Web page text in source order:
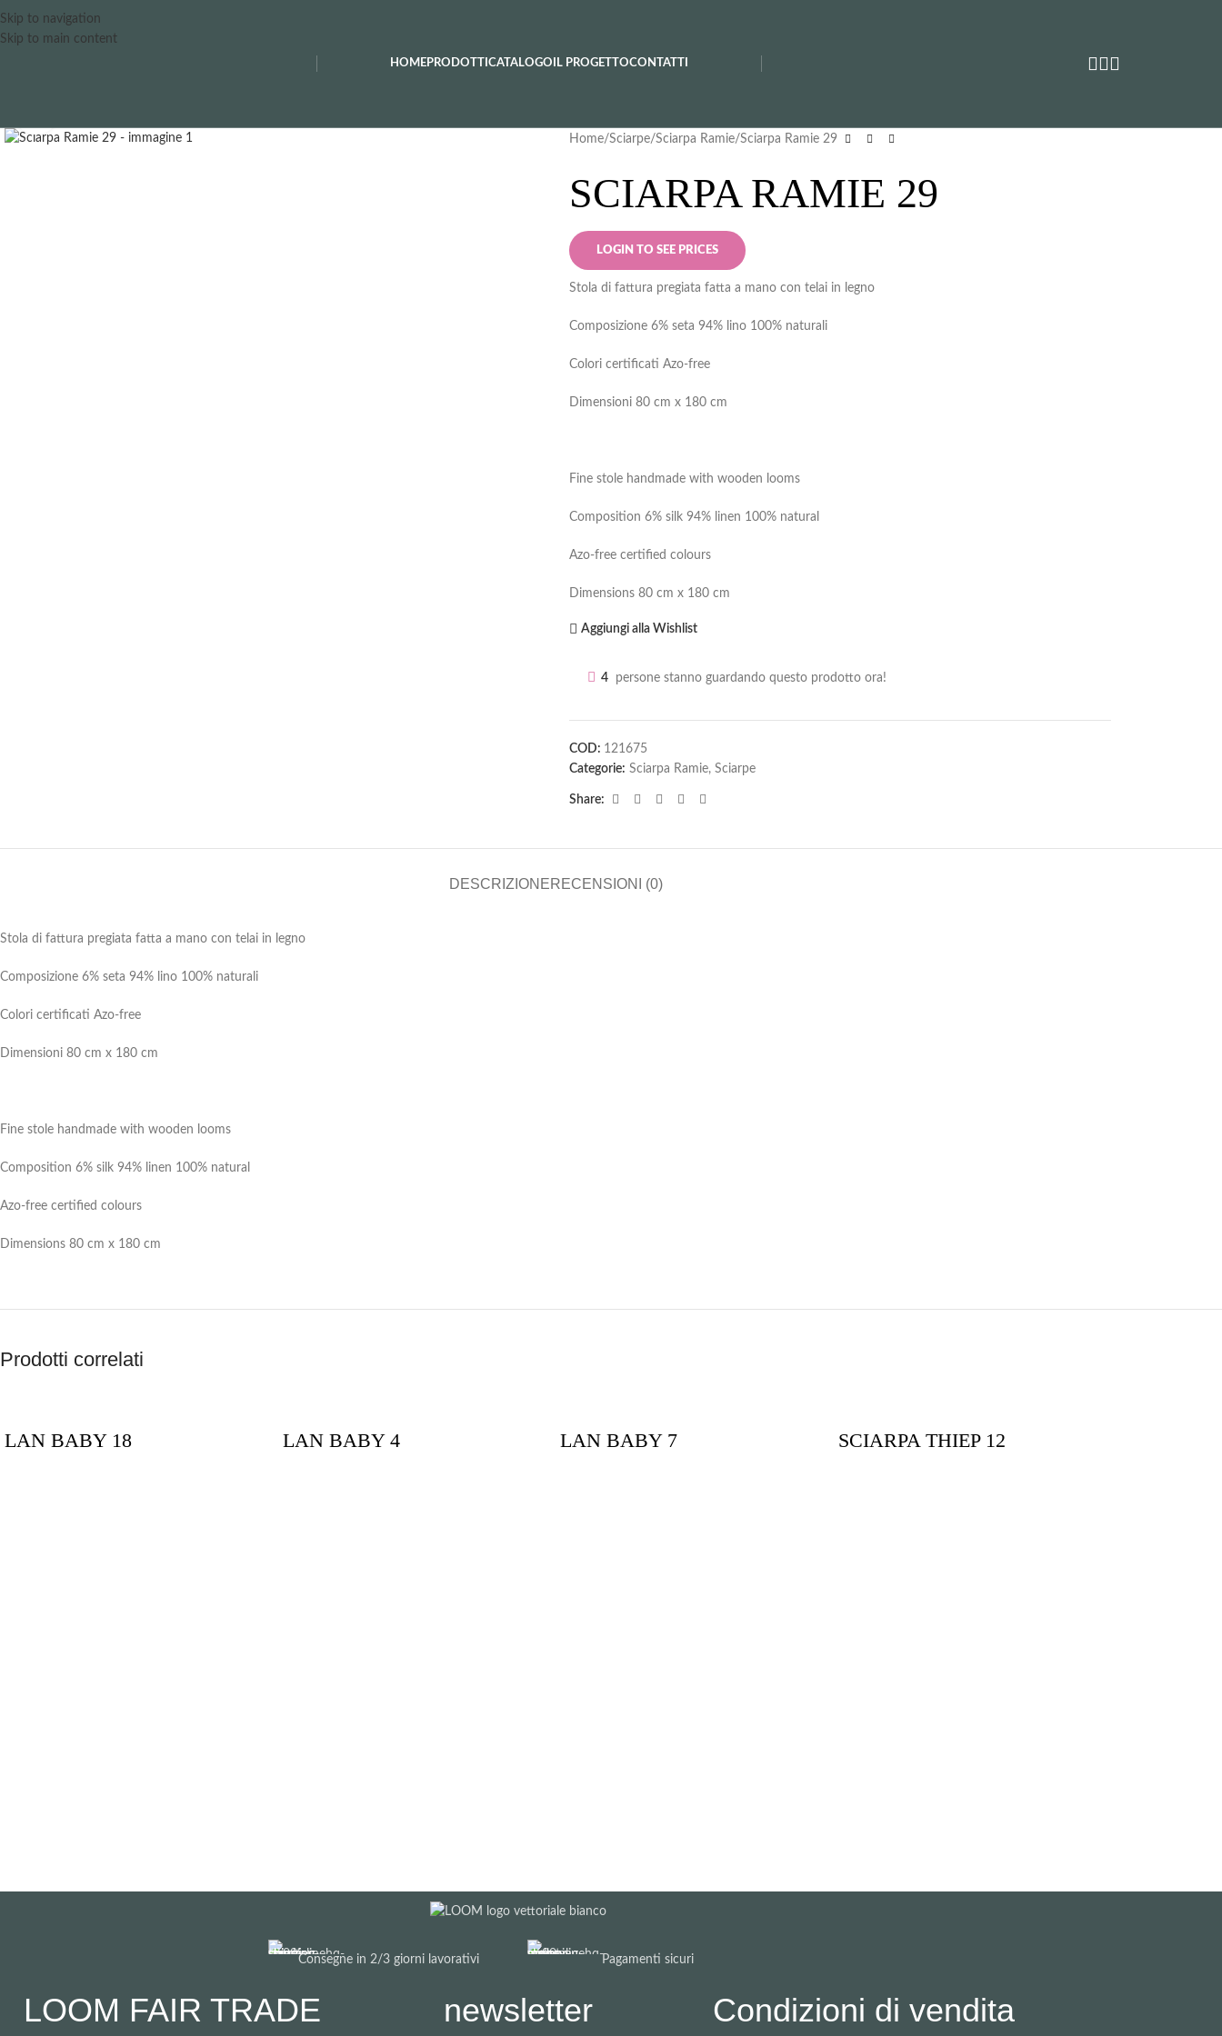
Skip to navigation
Skip to main content
HOMEPRODOTTI CATALOGO IL PROGETTOCONTATTI
Home Sciarpe Sciarpa Ramie Sciarpa Ramie 29
SCIARPA RAMIE 29
LOGIN TO SEE PRICES
Stola di fattura pregiata fatta a mano con telai in legno
Composizione 6% seta 94% lino 100% naturali
Colori certificati Azo-free
Dimensioni 80 cm x 180 cm
Fine stole handmade with wooden looms
Composition 6% silk 94% linen 100% natural
Azo-free certified colours
Dimensions 80 cm x 180 cm
Aggiungi alla Wishlist
4 persone stanno guardando questo prodotto ora!
COD: 121675
Categorie: Sciarpa Ramie, Sciarpe
Share:
DESCRIZIONERECENSIONI (0)
Stola di fattura pregiata fatta a mano con telai in legno
Composizione 6% seta 94% lino 100% naturali
Colori certificati Azo-free
Dimensioni 80 cm x 180 cm
Fine stole handmade with wooden looms
Composition 6% silk 94% linen 100% natural
Azo-free certified colours
Dimensions 80 cm x 180 cm
Prodotti correlati
LAN BABY 18 LAN BABY 4 LAN BABY 7 SCIARPA THIEP 12
Consegne in 2/3 giorni lavorativi Pagamenti sicuri
LOOM FAIR TRADE newsletter Condizioni di vendita